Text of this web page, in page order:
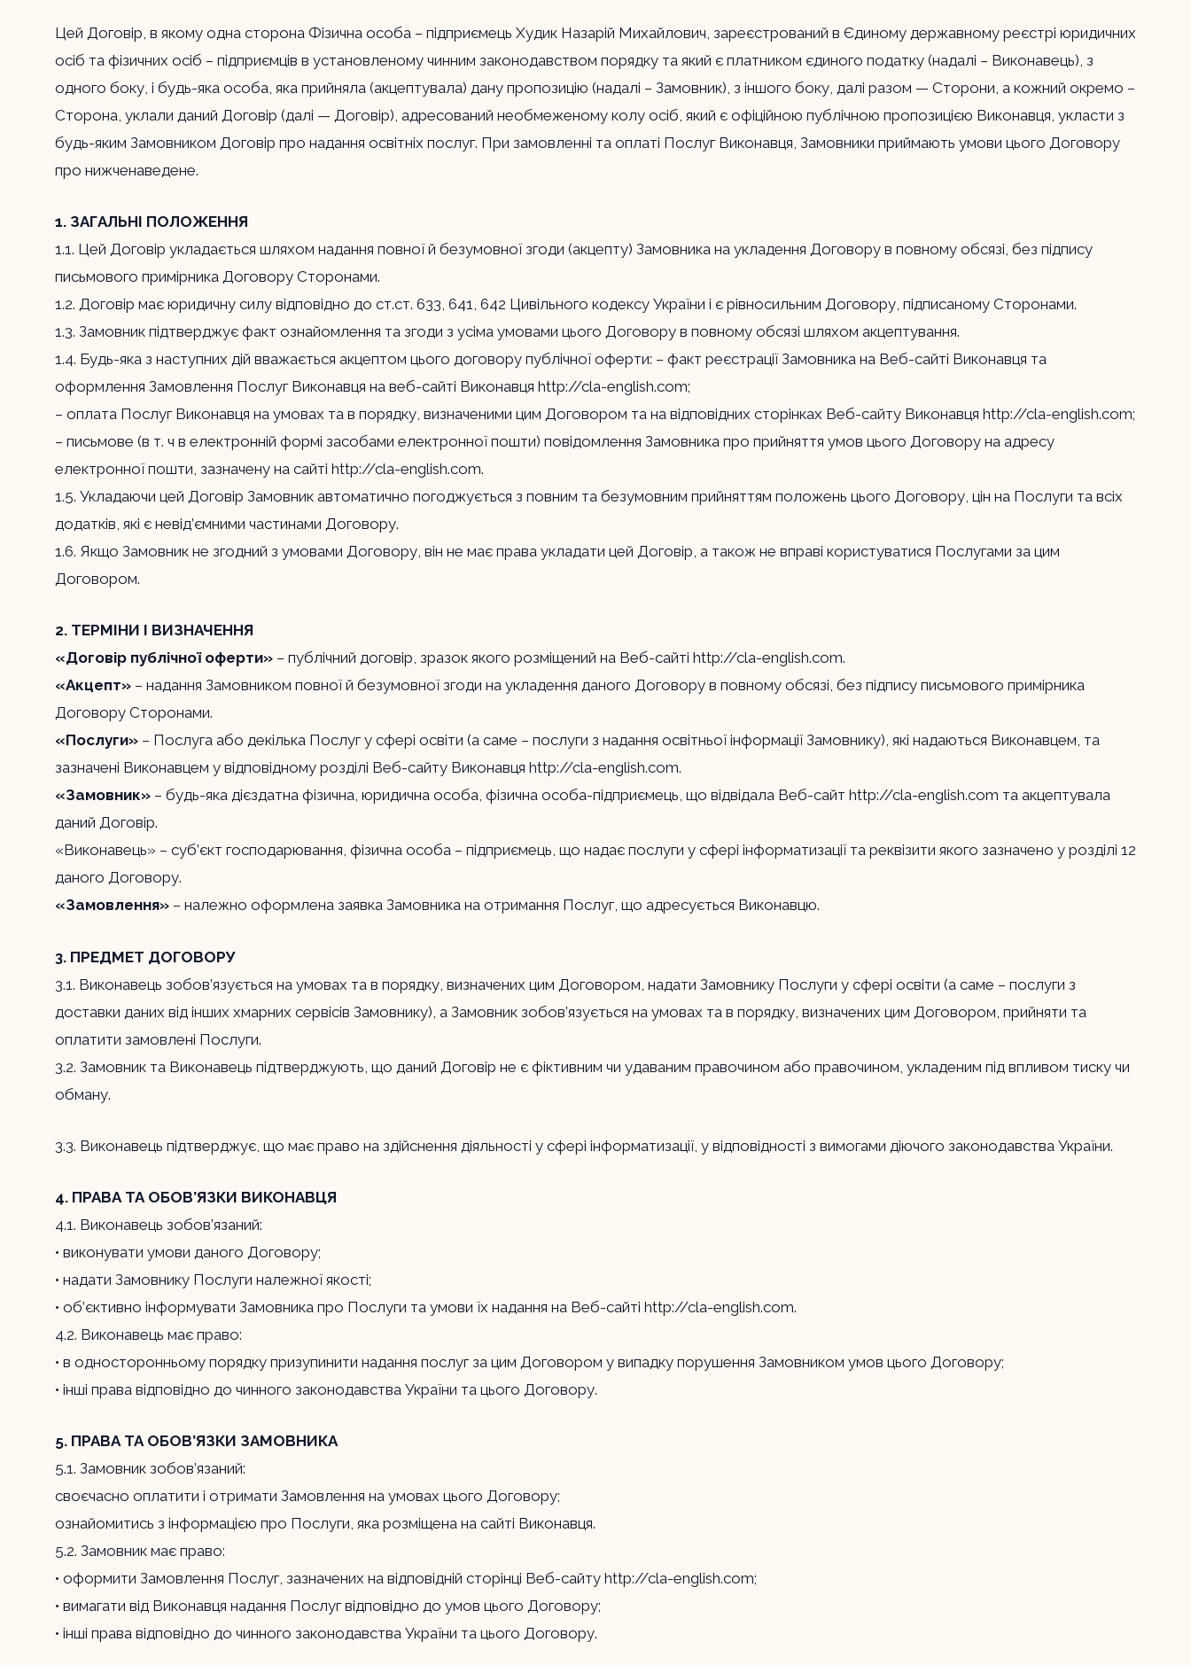
Цей Договір, в якому одна сторона Фізична особа – підприємець Худик Назарій Михайлович, зареєстрований в Єдиному державному реєстрі юридичних
осіб та фізичних осіб – підприємців в установленому чинним законодавством порядку та який є платником єдиного податку (надалі – Виконавець), з
одного боку, і будь-яка особа, яка прийняла (акцептувала) дану пропозицію (надалі – Замовник), з іншого боку, далі разом — Сторони, а кожний окремо –
Сторона, уклали даний Договір (далі — Договір), адресований необмеженому колу осіб, який є офіційною публічною пропозицією Виконавця, укласти з
будь-яким Замовником Договір про надання освітніх послуг. При замовленні та оплаті Послуг Виконавця, Замовники приймають умови цього Договору
про нижченаведене.
1. ЗАГАЛЬНІ ПОЛОЖЕННЯ
1.1. Цей Договір укладається шляхом надання повної й безумовної згоди (акцепту) Замовника на укладення Договору в повному обсязі, без підпису
письмового примірника Договору Сторонами.
1.2. Договір має юридичну силу відповідно до ст.ст. 633, 641, 642 Цивільного кодексу України і є рівносильним Договору, підписаному Сторонами.
1.3. Замовник підтверджує факт ознайомлення та згоди з усіма умовами цього Договору в повному обсязі шляхом акцептування.
1.4. Будь-яка з наступних дій вважається акцептом цього договору публічної оферти: – факт реєстрації Замовника на Веб-сайті Виконавця та
оформлення Замовлення Послуг Виконавця на веб-сайті Виконавця http://cla-english.com;
– оплата Послуг Виконавця на умовах та в порядку, визначеними цим Договором та на відповідних сторінках Веб-сайту Виконавця http://cla-english.com;
– письмове (в т. ч в електронній формі засобами електронної пошти) повідомлення Замовника про прийняття умов цього Договору на адресу
електронної пошти, зазначену на сайті http://cla-english.com.
1.5. Укладаючи цей Договір Замовник автоматично погоджується з повним та безумовним прийняттям положень цього Договору, цін на Послуги та всіх
додатків, які є невід’ємними частинами Договору.
1.6. Якщо Замовник не згодний з умовами Договору, він не має права укладати цей Договір, а також не вправі користуватися Послугами за цим
Договором.
2. ТЕРМІНИ І ВИЗНАЧЕННЯ
«Договір публічної оферти» – публічний договір, зразок якого розміщений на Веб-сайті http://cla-english.com.
«Акцепт» – надання Замовником повної й безумовної згоди на укладення даного Договору в повному обсязі, без підпису письмового примірника
Договору Сторонами.
«Послуги» – Послуга або декілька Послуг у сфері освіти (а саме – послуги з надання освітньої інформації Замовнику), які надаються Виконавцем, та
зазначені Виконавцем у відповідному розділі Веб-сайту Виконавця http://cla-english.com.
«Замовник» – будь-яка дієздатна фізична, юридична особа, фізична особа-підприємець, що відвідала Веб-сайт http://cla-english.com та акцептувала
даний Договір.
«Виконавець» – суб’єкт господарювання, фізична особа – підприємець, що надає послуги у сфері інформатизації та реквізити якого зазначено у розділі 12
даного Договору.
«Замовлення» – належно оформлена заявка Замовника на отримання Послуг, що адресується Виконавцю.
3. ПРЕДМЕТ ДОГОВОРУ
3.1. Виконавець зобов’язується на умовах та в порядку, визначених цим Договором, надати Замовнику Послуги у сфері освіти (а саме – послуги з
доставки даних від інших хмарних сервісів Замовнику), а Замовник зобов’язується на умовах та в порядку, визначених цим Договором, прийняти та
оплатити замовлені Послуги.
3.2. Замовник та Виконавець підтверджують, що даний Договір не є фіктивним чи удаваним правочином або правочином, укладеним під впливом тиску чи
обману.
3.3. Виконавець підтверджує, що має право на здійснення діяльності у сфері інформатизації, у відповідності з вимогами діючого законодавства України.
4. ПРАВА ТА ОБОВ’ЯЗКИ ВИКОНАВЦЯ
4.1. Виконавець зобов’язаний:
• виконувати умови даного Договору;
• надати Замовнику Послуги належної якості;
• об’єктивно інформувати Замовника про Послуги та умови їх надання на Веб-сайті http://cla-english.com.
4.2. Виконавець має право:
• в односторонньому порядку призупинити надання послуг за цим Договором у випадку порушення Замовником умов цього Договору;
• інші права відповідно до чинного законодавства України та цього Договору.
5. ПРАВА ТА ОБОВ’ЯЗКИ ЗАМОВНИКА
5.1. Замовник зобов’язаний:
своєчасно оплатити і отримати Замовлення на умовах цього Договору;
ознайомитись з інформацією про Послуги, яка розміщена на сайті Виконавця.
5.2. Замовник має право:
• оформити Замовлення Послуг, зазначених на відповідній сторінці Веб-сайту http://cla-english.com;
• вимагати від Виконавця надання Послуг відповідно до умов цього Договору;
• інші права відповідно до чинного законодавства України та цього Договору.